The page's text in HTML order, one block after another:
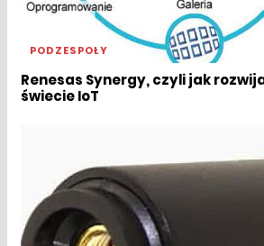
PODZESPOŁY
Renesas Synergy, czyli jak
świecie IoT